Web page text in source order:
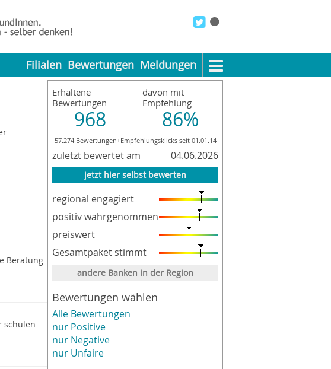
Filialen Bewertungen Meldungen
Erhaltene
Bewertungen
968
davon mit
Empfehlung
86%
57.274 Bewertungen+Empfehlungsklicks seit 01.01.14
zuletzt bewertet am 04.06.2026
jetzt hier selbst bewerten
regional engagiert
positiv wahrgenommen
preiswert
Gesamtpaket stimmt
andere Banken in der Region
Bewertungen wählen
Alle Bewertungen
nur Positive
nur Negative
nur Unfaire
Beratung
schulen